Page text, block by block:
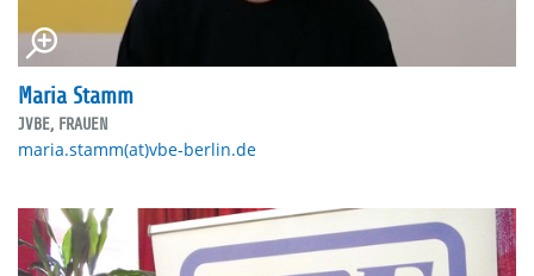
Maria Stamm
JVBE, FRAUEN
maria.stamm(at)vbe-berlin.de